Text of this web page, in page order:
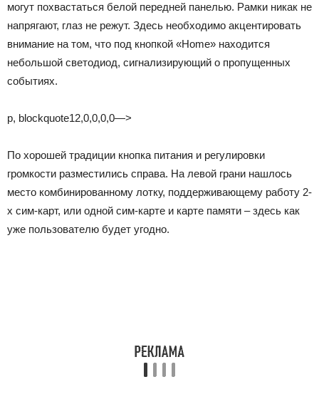
могут похвастаться белой передней панелью. Рамки никак не
напрягают, глаз не режут. Здесь необходимо акцентировать
внимание на том, что под кнопкой «Home» находится
небольшой светодиод, сигнализирующий о пропущенных
событиях.
p, blockquote12,0,0,0,0—>
По хорошей традиции кнопка питания и регулировки
громкости разместились справа. На левой грани нашлось
место комбинированному лотку, поддерживающему работу 2-
х сим-карт, или одной сим-карте и карте памяти – здесь как
уже пользователю будет угодно.